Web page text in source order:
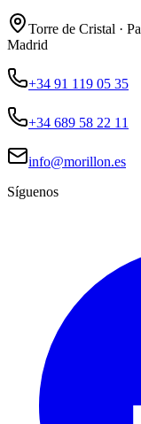
Torre de Cristal ·
Madrid
+34 91 119 05 35
+34 689 58 22 11
info@morillon.es
Síguenos